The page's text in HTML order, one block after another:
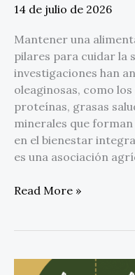
14 de julio de 2026
Mantener una
pilares para cuidar la
investigaciones han
oleaginosas, como
proteínas, grasas
minerales que
en el bienestar
es una asociación
Read More »